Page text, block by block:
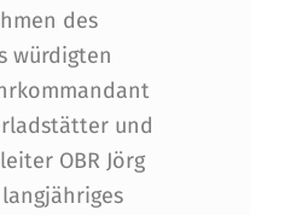
des
würdigten
und
OBR Jörg